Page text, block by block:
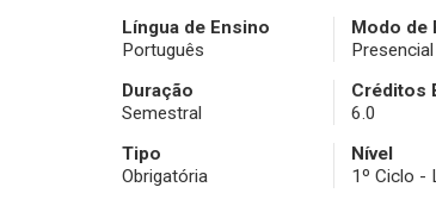
Língua de Ensino
Português
Modo de
Presencial
Duração
Semestral
Créditos
6.0
Tipo
Obrigatória
Nível
1º Ciclo -